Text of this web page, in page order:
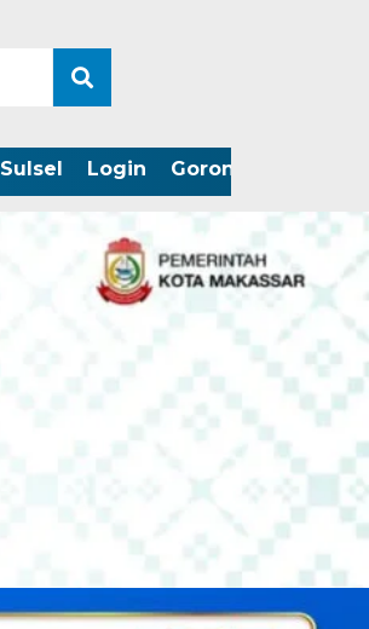
Sulsel Login Gorontalo